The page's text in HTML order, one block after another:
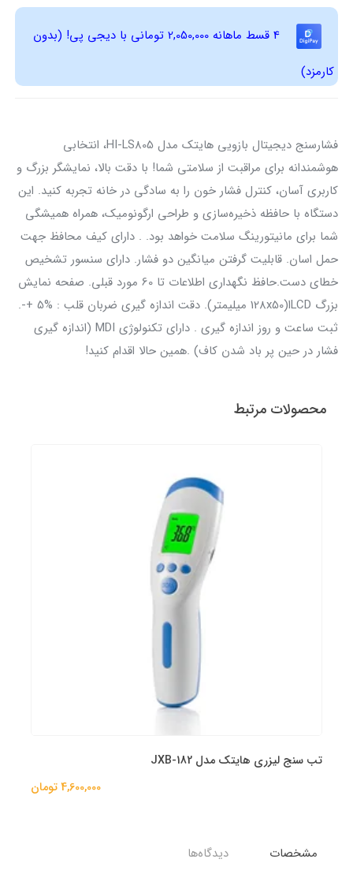
4 قسط ماهانه 2,050,000 تومانی با دیجی ‌پی! (بدون
کارمزد)
فشارسنج دیجیتال بازویی هایتک مدل HI-LS805، انتخابی
هوشمندانه برای مراقبت از سلامتی شما! با دقت بالا، نمایشگر بزرگ و
کاربری آسان، کنترل فشار خون را به سادگی در خانه تجربه کنید. این
دستگاه با حافظه ذخیره‌سازی و طراحی ارگونومیک، همراه همیشگی
شما برای مانیتورینگ سلامت خواهد بود. . دارای کیف محافظ جهت
حمل اسان. قابلیت گرفتن میانگین دو فشار. دارای سنسور تشخیص
خطای دست.حافظ نگهداری اطلاعات تا 60 مورد قبلی. صفحه نمایش
بزرگ LCDا(128x50 میلیمتر). دقت اندازه گیری ضربان قلب : %5 +-.
ثبت ساعت و روز اندازه گیری . داراي تكنولوژي MDI (اندازه گيري
فشار در حين پر باد شدن كاف) .همین حالا اقدام کنید!
محصولات مرتبط
تب سنج لیزری هایتک مدل JXB-182
4,600,000 تومان
مشخصات دیدگاه‌ها